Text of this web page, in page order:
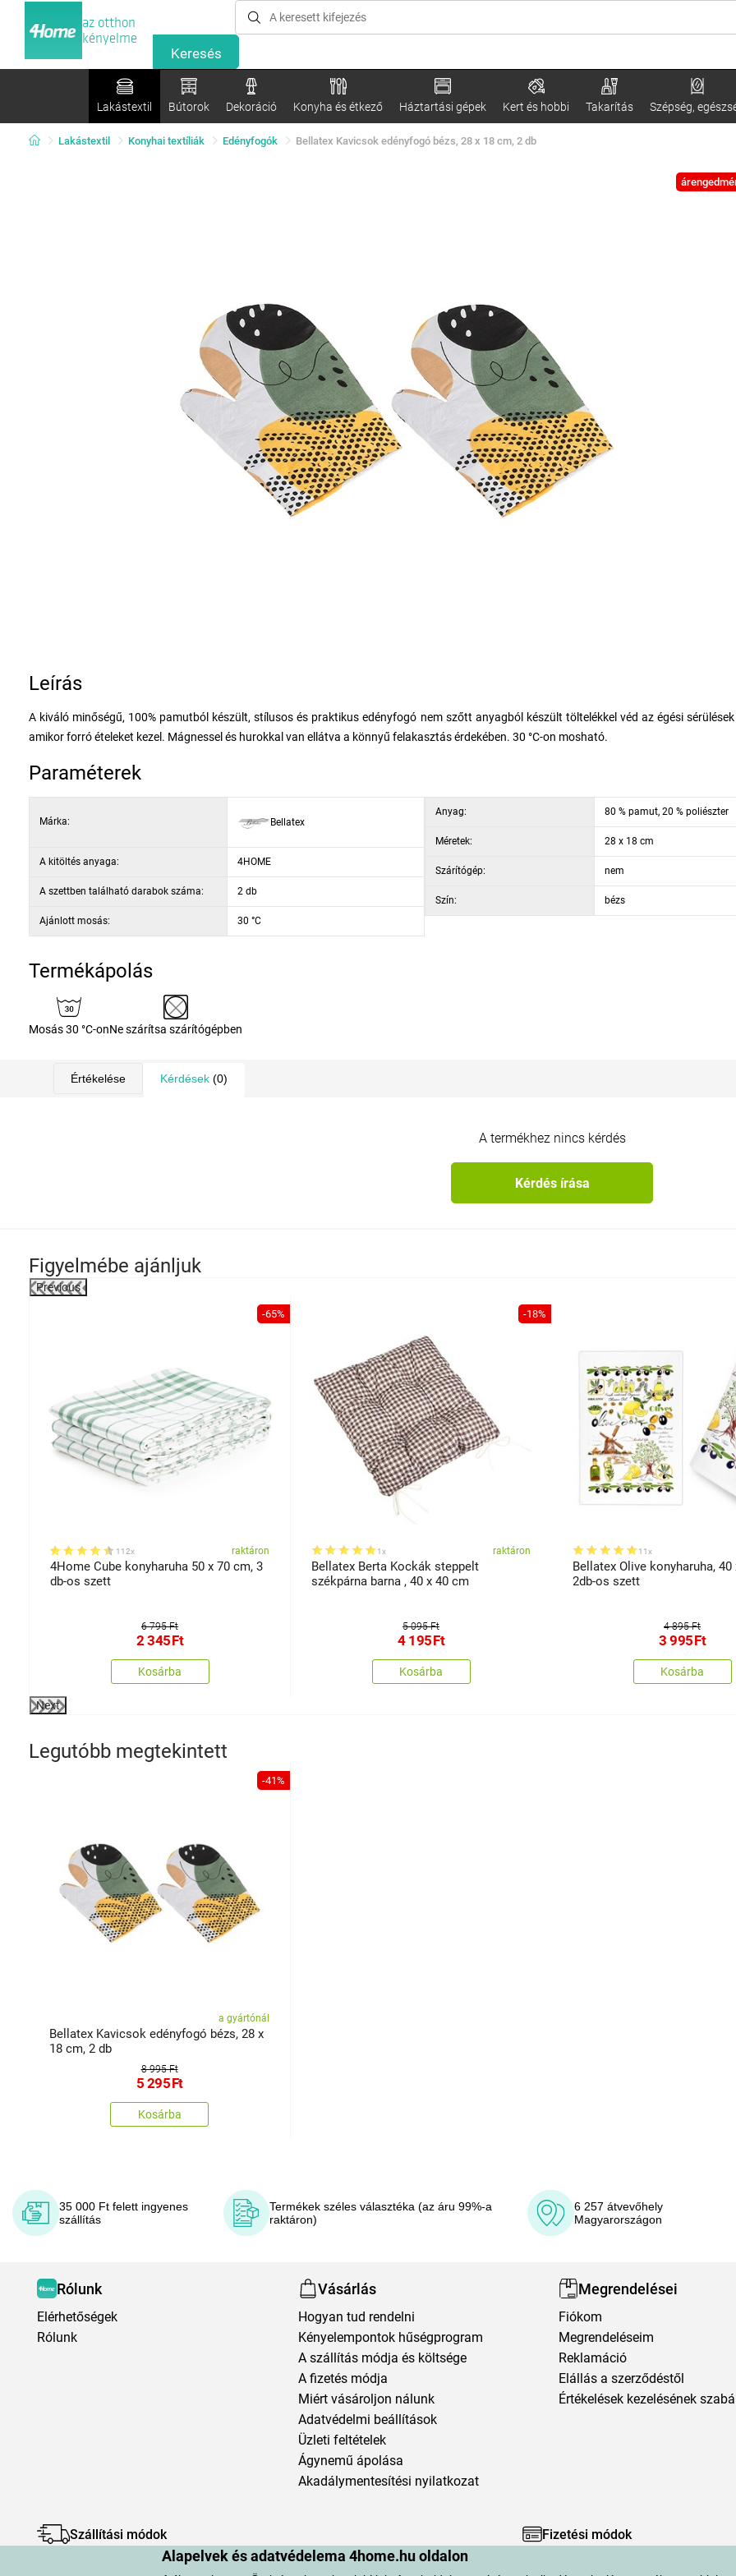
Alapelvek és adatvédelema 4home.hu oldalon
az otthon
kényelme
Lakástextil Bútorok Dekoráció Konyha és étkező Háztartási gépek Kert és hobbi Takarítás Szépség,
Lakástextil Konyhai textíliák Edényfogók Bellatex Kavicsok edényfogó bézs, 28 x 18 cm, 2 db
Leírás
A kiváló minőségű, 100% pamutból készült, stílusos és praktikus edényfogó nem szőtt anyagból készült töltelékkel véd az égési sérülések
amikor forró ételeket kezel. Mágnessel és hurokkal van ellátva a könnyű felakasztás érdekében. 30 °C-on mosható.
Paraméterek
Márka: Bellatex
A kitöltés anyaga: 4HOME
A szettben található darabok száma: 2 db
Ajánlott mosás: 30 °C
Anyag: 80 % pamut, 20 % poliészter
Méretek: 28 x 18 cm
Szárítógép: nem
Szín: bézs
Termékápolás
Mosás 30 °C-onNe szárítsa szárítógépben
Értékelése Kérdések (0)
A termékhez nincs kérdés
Kérdés írása
Figyelmébe ajánljuk
Previous
-65%
112x raktáron
4Home Cube konyharuha 50 x 70 cm, 3
db-os szett
6 795 Ft
2 345Ft
Kosárba
-18%
1x raktáron
Bellatex Berta Kockák steppelt
székpárna barna , 40 x 40 cm
5 095 Ft
4 195Ft
Kosárba
11x
Bellatex Olive konyharuha, 40
2db-os szett
4 895 Ft
3 995Ft
Kosárba
Next
Legutóbb megtekintett
-41%
a gyártónál
Bellatex Kavicsok edényfogó bézs, 28 x
18 cm, 2 db
8 995 Ft
5 295Ft
Kosárba
35 000 Ft felett ingyenes
szállítás
Termékek széles választéka (az áru 99%-a
raktáron)
6 257 átvevőhely
Magyarországon
Rólunk
Elérhetőségek
Rólunk
Vásárlás
Hogyan tud rendelni
Kényelempontok hűségprogram
A szállítás módja és költsége
A fizetés módja
Miért vásároljon nálunk
Adatvédelmi beállítások
Üzleti feltételek
Ágynemű ápolása
Akadálymentesítési nyilatkozat
Megrendelései
Fiókom
Megrendeléseim
Reklamáció
Elállás a szerződéstől
Értékelések kezelésének
Szállítási módok Fizetési módok